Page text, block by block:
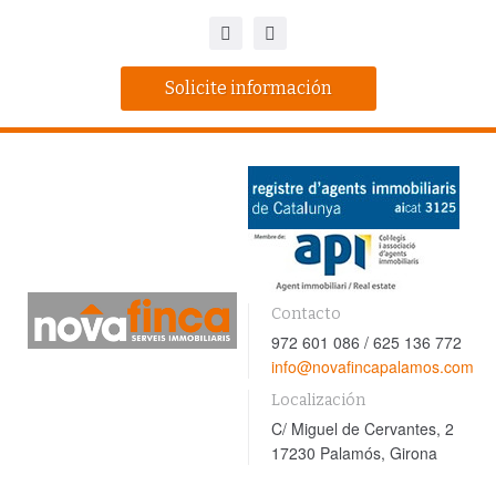
Solicite información
Contacto
972 601 086 / 625 136 772
info@novafincapalamos.com
Localización
C/ Miguel de Cervantes, 2
17230 Palamós, Girona